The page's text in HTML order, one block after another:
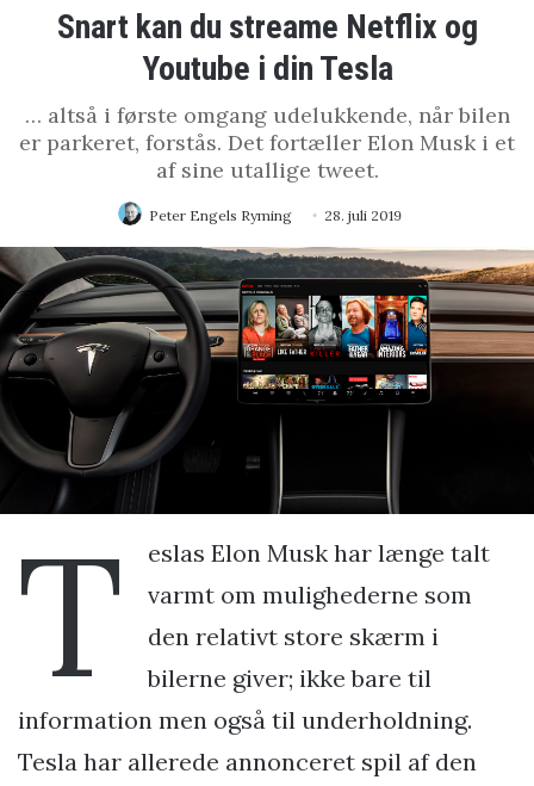
Snart kan du streame Netflix og
Youtube i din Tesla
… altså i første omgang udelukkende, når bilen
er parkeret, forstås. Det fortæller Elon Musk i et
af sine utallige tweet.
Peter Engels Ryming 28. juli 2019
T
eslas Elon Musk har længe talt
varmt om mulighederne som
den relativt store skærm i
bilerne giver; ikke bare til
information men også til underholdning.
Tesla har allerede annonceret spil af den